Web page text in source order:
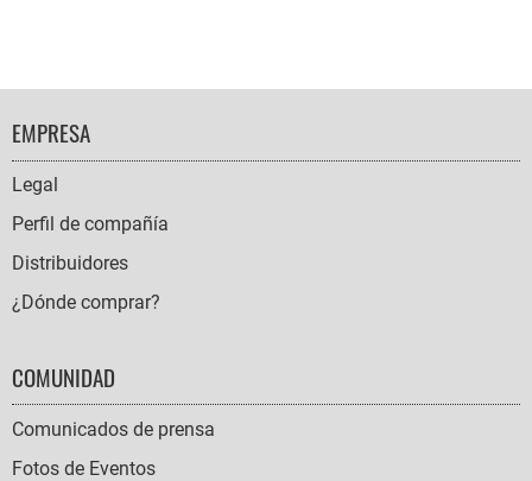
FOOTER
NAVIGATION
EMPRESA
Legal
Perfil de compañía
Distribuidores
¿Dónde comprar?
COMUNIDAD
Comunicados de prensa
Fotos de Eventos